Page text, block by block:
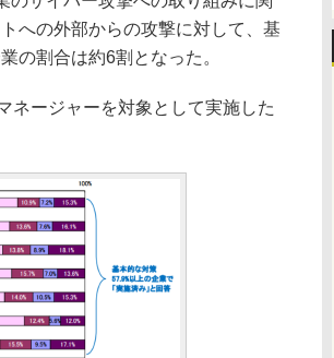
への外部からの攻撃に対して、基
の割合は約6割となった。
ージャーを対象として実施した